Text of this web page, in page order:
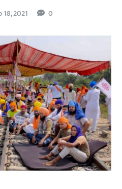
18, 2021 0